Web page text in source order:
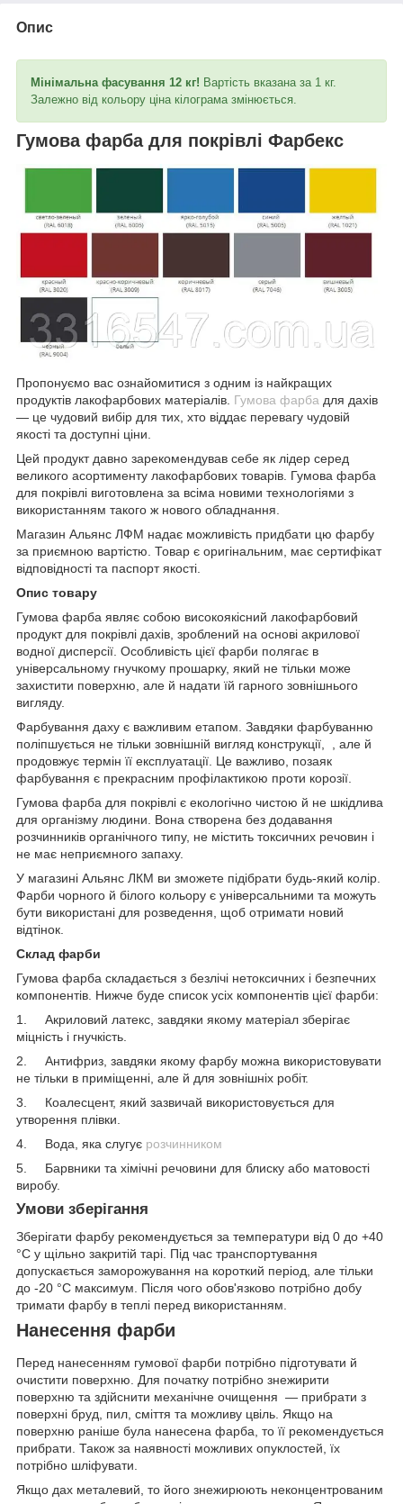
Опис
Мінімальна фасування 12 кг! Вартість вказана за 1 кг.
Залежно від кольору ціна кілограма змінюється.
Гумова фарба для покрівлі Фарбекс
Пропонуємо вас ознайомитися з одним із найкращих
продуктів лакофарбових матеріалів. Гумова фарба для дахів
— це чудовий вибір для тих, хто віддає перевагу чудовій
якості та доступні ціни.
Цей продукт давно зарекомендував себе як лідер серед
великого асортименту лакофарбових товарів. Гумова фарба
для покрівлі виготовлена за всіма новими технологіями з
використанням такого ж нового обладнання.
Магазин Альянс ЛФМ надає можливість придбати цю фарбу
за приємною вартістю. Товар є оригінальним, має сертифікат
відповідності та паспорт якості.
Опис товару
Гумова фарба являє собою високоякісний лакофарбовий
продукт для покрівлі дахів, зроблений на основі акрилової
водної дисперсії. Особливість цієї фарби полягає в
універсальному гнучкому прошарку, який не тільки може
захистити поверхню, але й надати їй гарного зовнішнього
вигляду.
Фарбування даху є важливим етапом. Завдяки фарбуванню
поліпшується не тільки зовнішній вигляд конструкції, , але й
продовжує термін її експлуатації. Це важливо, позаяк
фарбування є прекрасним профілактикою проти корозії.
Гумова фарба для покрівлі є екологічно чистою й не шкідлива
для організму людини. Вона створена без додавання
розчинників органічного типу, не містить токсичних речовин і
не має неприємного запаху.
У магазині Альянс ЛКМ ви зможете підібрати будь-який колір.
Фарби чорного й білого кольору є універсальними та можуть
бути використані для розведення, щоб отримати новий
відтінок.
Склад фарби
Гумова фарба складається з безлічі нетоксичних і безпечних
компонентів. Нижче буде список усіх компонентів цієї фарби:
1. Акриловий латекс, завдяки якому матеріал зберігає
міцність і гнучкість.
2. Антифриз, завдяки якому фарбу можна використовувати
не тільки в приміщенні, але й для зовнішніх робіт.
3. Коалесцент, який зазвичай використовується для
утворення плівки.
4. Вода, яка слугує розчинником
5. Барвники та хімічні речовини для блиску або матовості
виробу.
Умови зберігання
Зберігати фарбу рекомендується за температури від 0 до +40
°C у щільно закритій тарі. Під час транспортування
допускається заморожування на короткий період, але тільки
до -20 °C максимум. Після чого обов'язково потрібно добу
тримати фарбу в теплі перед використанням.
Нанесення фарби
Перед нанесенням гумової фарби потрібно підготувати й
очистити поверхню. Для початку потрібно знежирити
поверхню та здійснити механічне очищення — прибрати з
поверхні бруд, пил, сміття та можливу цвіль. Якщо на
поверхню раніше була нанесена фарба, то її рекомендується
прибрати. Також за наявності можливих опуклостей, їх
потрібно шліфувати.
Якщо дах металевий, то його знежирюють неконцентрованим